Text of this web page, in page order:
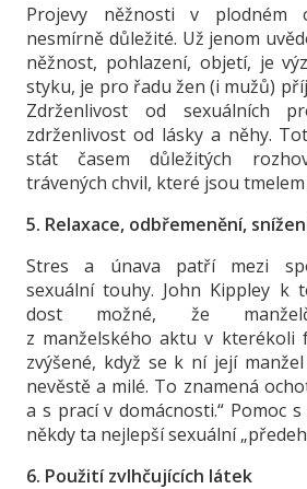
Projevy něžnosti v plodném
nesmírně důležité. Už jenom
něžnost, pohlazení, objetí, je
styku, je pro řadu žen (i mužů)
Zdrženlivost od sexuálních
zdrženlivost od lásky a něhy.
stát časem důležitých
trávených chvil, které jsou
5. Relaxace, odbřemenění,
Stres a únava patří mezi
sexuální touhy. John Kippley k
dost možné, že
z manželského aktu v kterékoli
zvýšené, když se k ní její
nevěstě a milé. To znamená
a s prací v domácnosti.“ Pomoc
někdy ta nejlepší sexuální
6. Použití zvlhčujících látek